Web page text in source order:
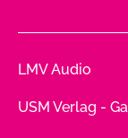
LMV Audio
USM Verlag -